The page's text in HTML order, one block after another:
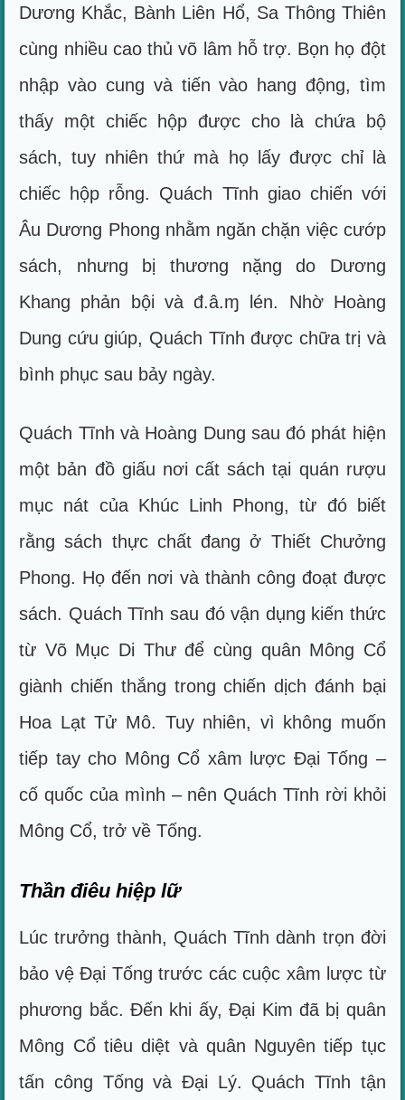
Dương Khắc, Bành Liên Hổ, Sa Thông Thiên
cùng nhiều cao thủ võ lâm hỗ trợ. Bọn họ đột
nhập vào cung và tiến vào hang động, tìm
thấy một chiếc hộp được cho là chứa bộ
sách, tuy nhiên thứ mà họ lấy được chỉ là
chiếc hộp rỗng. Quách Tĩnh giao chiến với
Âu Dương Phong nhằm ngăn chặn việc cướp
sách, nhưng bị thương nặng do Dương
Khang phản bội và đ.â.ɱ lén. Nhờ Hoàng
Dung cứu giúp, Quách Tĩnh được chữa trị và
bình phục sau bảy ngày.
Quách Tĩnh và Hoàng Dung sau đó phát hiện
một bản đồ giấu nơi cất sách tại quán rượu
mục nát của Khúc Linh Phong, từ đó biết
rằng sách thực chất đang ở Thiết Chưởng
Phong. Họ đến nơi và thành công đoạt được
sách. Quách Tĩnh sau đó vận dụng kiến thức
từ Võ Mục Di Thư để cùng quân Mông Cổ
giành chiến thắng trong chiến dịch đánh bại
Hoa Lạt Tử Mô. Tuy nhiên, vì không muốn
tiếp tay cho Mông Cổ xâm lược Đại Tống –
cố quốc của mình – nên Quách Tĩnh rời khỏi
Mông Cổ, trở về Tống.
Thần điêu hiệp lữ
Lúc trưởng thành, Quách Tĩnh dành trọn đời
bảo vệ Đại Tống trước các cuộc xâm lược từ
phương bắc. Đến khi ấy, Đại Kim đã bị quân
Mông Cổ tiêu diệt và quân Nguyên tiếp tục
tấn công Tống và Đại Lý. Quách Tĩnh tận